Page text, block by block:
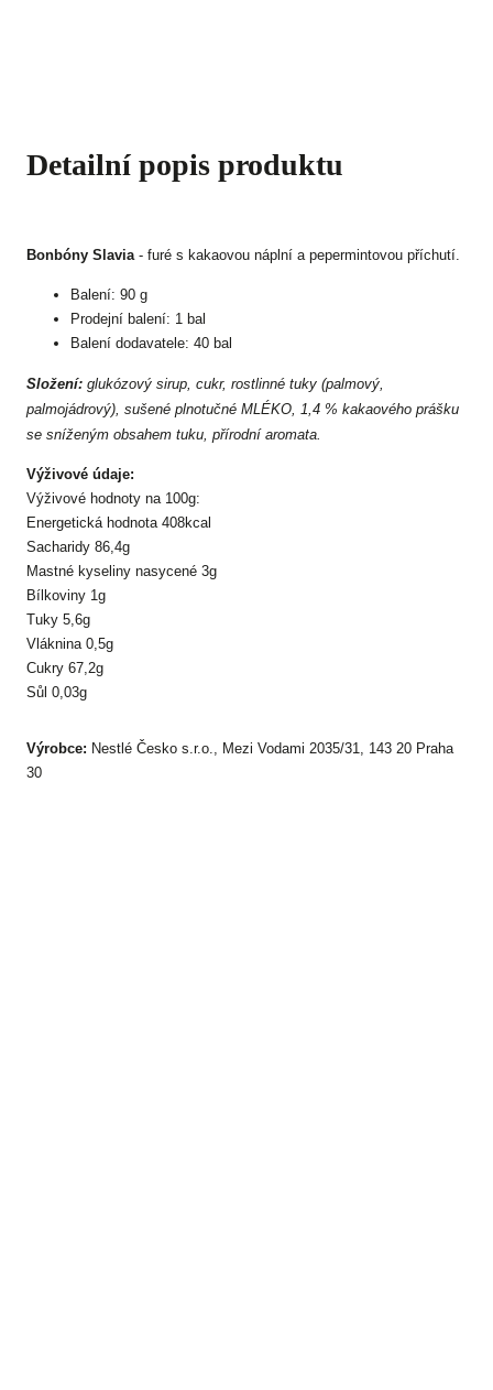
Detailní popis produktu
Bonbóny Slavia - furé s kakaovou náplní a pepermintovou příchutí.
Balení: 90 g
Prodejní balení: 1 bal
Balení dodavatele: 40 bal
Složení: glukózový sirup, cukr, rostlinné tuky (palmový,
palmojádrový), sušené plnotučné MLÉKO, 1,4 % kakaového prášku
se sníženým obsahem tuku, přírodní aromata.
Výživové údaje:
Výživové hodnoty na 100g:
Energetická hodnota 408kcal
Sacharidy 86,4g
Mastné kyseliny nasycené 3g
Bílkoviny 1g
Tuky 5,6g
Vláknina 0,5g
Cukry 67,2g
Sůl 0,03g
Výrobce: Nestlé Česko s.r.o., Mezi Vodami 2035/31, 143 20 Praha
30